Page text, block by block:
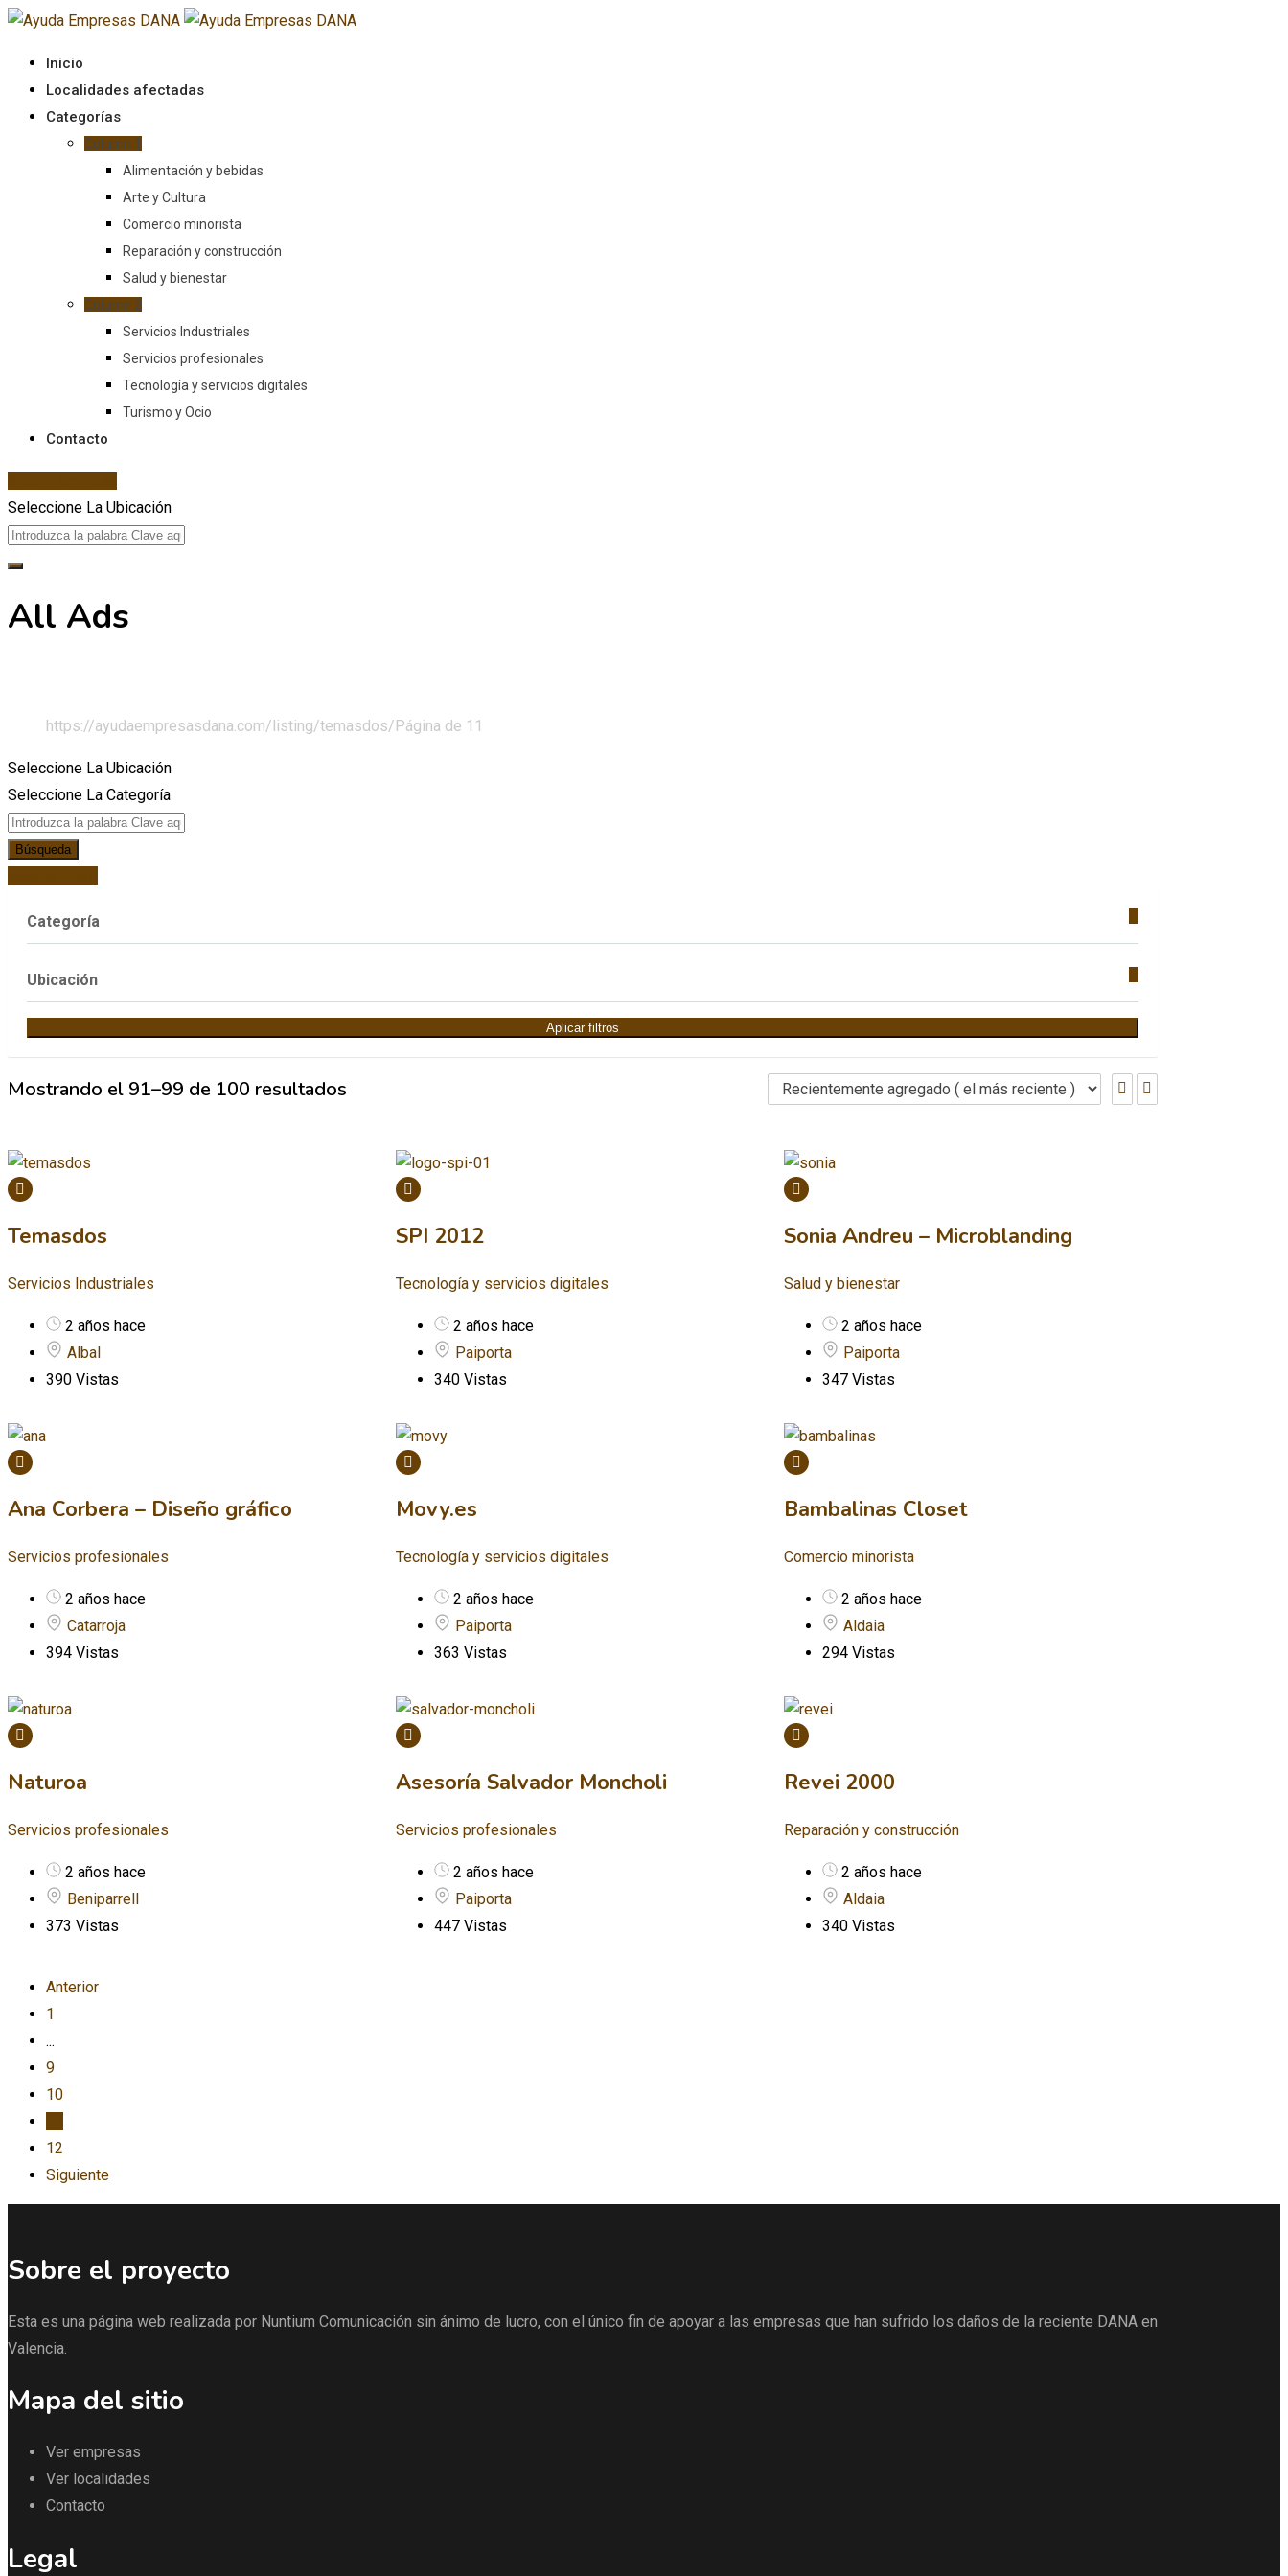
Saltar
contenido
Inicio
Localidades afectadas
Categorías
Column 1
Alimentación y bebidas
Arte y Cultura
Comercio minorista
Reparación y construcción
Salud y bienestar
Column 2
Servicios Industriales
Servicios profesionales
Tecnología y servicios digitales
Turismo y Ocio
Contacto
Seleccione La Ubicación
All Ads
https://ayudaempresasdana.com/listing/temasdos/ Página de 11
Seleccione La Ubicación
Seleccione La Categoría
Búsqueda
Categoría
Ubicación
Aplicar filtros
Mostrando el 91–99 de 100 resultados
Temasdos
Servicios Industriales
2 años hace
Albal
390 Vistas
SPI 2012
Tecnología y servicios digitales
2 años hace
Paiporta
340 Vistas
Sonia Andreu – Microblanding
Salud y bienestar
2 años hace
Paiporta
347 Vistas
Ana Corbera – Diseño gráfico
Servicios profesionales
2 años hace
Catarroja
394 Vistas
Movy.es
Tecnología y servicios digitales
2 años hace
Paiporta
363 Vistas
Bambalinas Closet
Comercio minorista
2 años hace
Aldaia
294 Vistas
Naturoa
Servicios profesionales
2 años hace
Beniparrell
373 Vistas
Asesoría Salvador Moncholi
Servicios profesionales
2 años hace
Paiporta
447 Vistas
Revei 2000
Reparación y construcción
2 años hace
Aldaia
340 Vistas
Anterior
1
...
9
10
12
Siguiente
Sobre el proyecto
Esta es una página web realizada por Nuntium Comunicación sin ánimo de lucro, con el único fin de apoyar a las empresas que han sufrido los daños de la reciente DANA en
Valencia.
Mapa del sitio
Ver empresas
Ver localidades
Contacto
Legal